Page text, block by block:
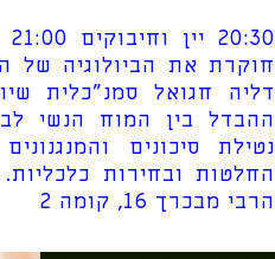
חוקרת את הביולוגיה של
ההבדל בין המוח הנשי
נטילת סיכונים
הרבי מבכרך 16, קומה 2